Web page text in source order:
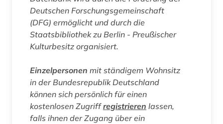
Deutschen Forschungsgemeinschaft
(DFG) ermöglicht und durch die
Staatsbibliothek zu Berlin - Preußischer
Kulturbesitz organisiert.
Einzelpersonen mit ständigem Wohnsitz
in der Bundesrepublik Deutschland
können sich persönlich für einen
kostenlosen Zugriffregistrieren lassen,
falls ihnen der Zugang über ein